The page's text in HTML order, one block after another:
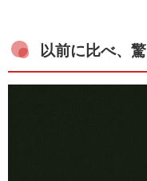
以前に比べ、